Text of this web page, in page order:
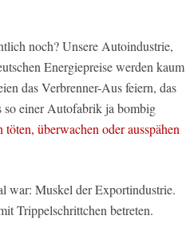
noch? Unsere Autoindustrie,
Energiepreise werden kaum
das Verbrenner-Aus feiern, das
einer Autofabrik ja bombig
überwachen oder ausspähen
war: Muskel der Exportindustrie.
Trippelschrittchen betreten.